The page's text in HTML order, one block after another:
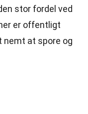
stor fordel ved
er offentligt
nemt at spore og